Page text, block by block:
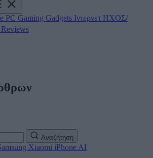
PC Gaming Gadgets Ιντερνετ ΗΧΟΣ/
Reviews
Αναζήτηση
Xiaomi iPhone AI